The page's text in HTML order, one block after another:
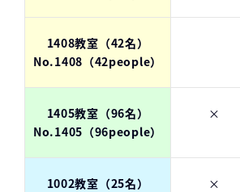
1408教室（42名）
No.1408（42people）
1405教室（96名）
No.1405（96people）
×
1002教室（25名）
×